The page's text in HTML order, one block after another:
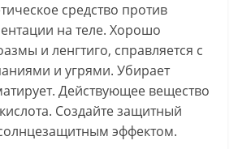
средство против
на теле. Хорошо
и ленгтиго, справляется с
и угрями. Убирает
Действующее вещество
Создайте защитный
эффектом.